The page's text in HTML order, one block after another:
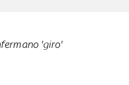
'giro'